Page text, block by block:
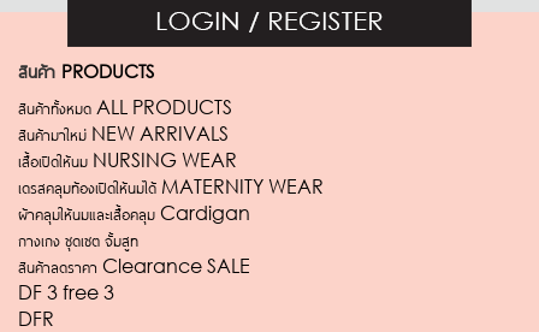
สินค้า PRODUCTS
สินค้าทั้งหมด ALL PRODUCTS
สินค้ามาใหม่ NEW ARRIVALS
เสื้อเปิดให้นม NURSING WEAR
เดรสคลุมท้องเปิดให้นมได้ MATERNITY WEAR
ผ้าคลุมให้นมและเสื้อคลุม Cardigan
กางเกง ชุดเซต จั้มสูท
สินค้าลดราคา Clearance SALE
DF 3 free 3
DFR